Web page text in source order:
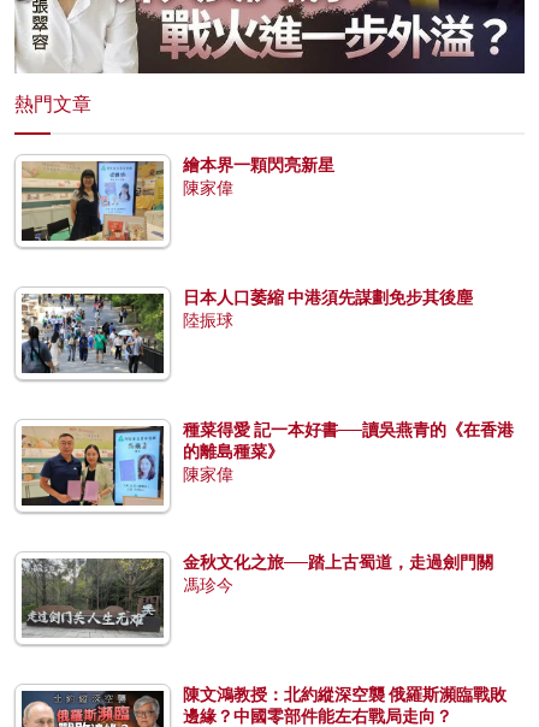
熱門文章
繪本界一顆閃亮新星
陳家偉
日本人口萎縮 中港須先謀劃免步其後塵
陸振球
種菜得愛 記一本好書──讀吳燕青的《在香港
的離島種菜》
陳家偉
金秋文化之旅──踏上古蜀道，走過劍門關
馮珍今
陳文鴻教授：北約縱深空襲 俄羅斯瀕臨戰敗
邊緣？中國零部件能左右戰局走向？